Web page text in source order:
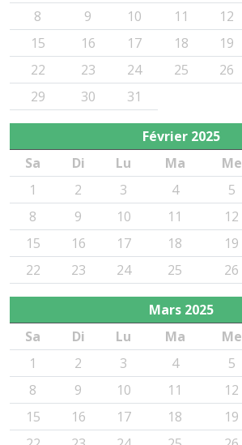
8
9 10 11 12
15
16 17 18 19
22
23 24 25 26
29
30 31
Février 2025
Sa
Di Lu Ma Me
1
2 3 4 5
8
9 10 11 12
15
16 17 18 19
22
23 24 25 26
Mars 2025
Sa
Di Lu Ma Me
1
2 3 4 5
8
9 10 11 12
15
16 17 18 19